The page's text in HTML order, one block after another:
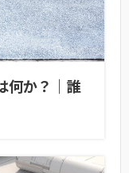
何か？｜誰